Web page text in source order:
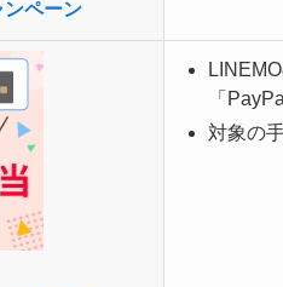
ンペーン
「
対象の